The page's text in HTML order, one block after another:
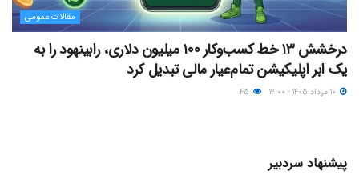
مقالات عمومی
درخشش ۱۳ خط کسب‌وکار ۱۰۰ میلیون دلاری، رابینهود را به
یک ابر اپلیکیشن تمام‌عیار مالی تبدیل کرد
پیشنهاد سردبیر